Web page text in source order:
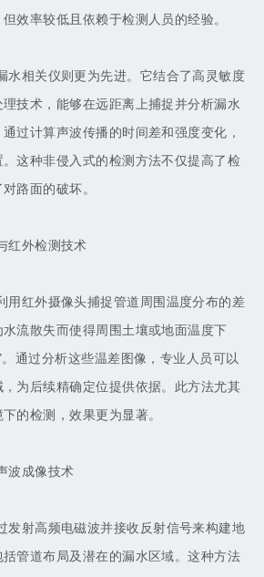
效率较低且依赖于检测人员的经验。
相关仪则更为先进。它结合了高灵敏度
技术，能够在远距离上捕捉并分析漏水
过计算声波传播的时间差和强度变化，
这种非侵入式的检测方法不仅提高了检
路面的破坏。
外检测技术
红外摄像头捕捉管道周围温度分布的差
流散失而使得周围土壤或地面温度下
。通过分析这些温差图像，专业人员可以
为后续精确定位提供依据。此方法尤其
的检测，效果更为显著。
成像技术
射高频电磁波并接收反射信号来构建地
管道布局及潜在的漏水区域。这种方法